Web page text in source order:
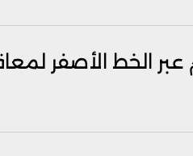
عبر الخط الأصفر